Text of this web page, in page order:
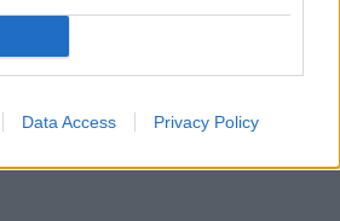
Data Access Privacy Policy